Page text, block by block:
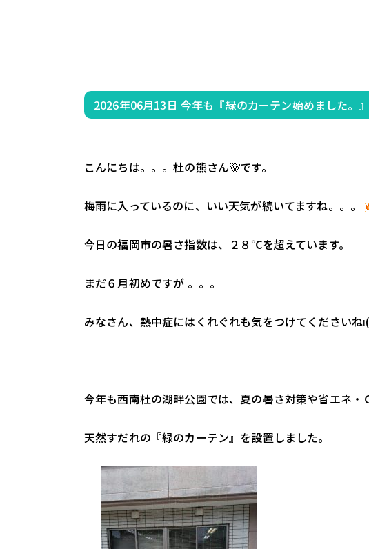
2026年06月13日 今年も『緑のカーテン始めました。
こんにちは。。。杜の熊さん🐻です。
梅雨に入っているのに、いい天気が続いてますね。。。
今日の福岡市の暑さ指数は、２８℃を超えています。
まだ６月初めですが 。。。
みなさん、熱中症にはくれぐれも気をつけてくださいね
今年も西南杜の湖畔公園では、夏の暑さ対策や省エネ・
天然すだれの『緑のカーテン』を設置しました。